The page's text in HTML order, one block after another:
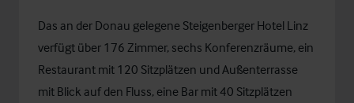
Das an der Donau gelegene Steigenberger Hotel Linz
verfügt über 176 Zimmer, sechs Konferenzräume, ein
Restaurant mit 120 Sitzplätzen und Außenterrasse
mit Blick auf den Fluss, eine Bar mit 40 Sitzplätzen